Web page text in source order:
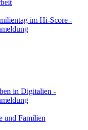
im Hi-Score -
in Digitalien -
und Familien